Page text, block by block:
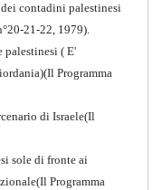
contadini palestinesi
21-22, 1979).
palestinesi ( E'
Programma
di Israele(Il
sole di fronte ai
Programma